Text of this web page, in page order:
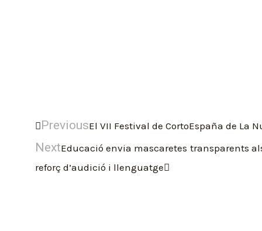
PreviousEl VII Festival de CortoEspaña de La
NextEducació envia mascaretes transparents
reforç d’audició i llenguatge